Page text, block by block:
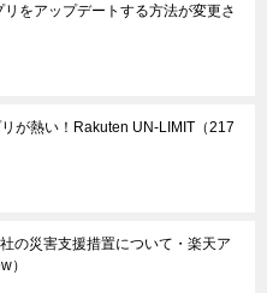
をアップデートする方法が変更さ
が熱い！Rakuten UN-LIMIT （217
の災害支援措置について・楽天ア
）